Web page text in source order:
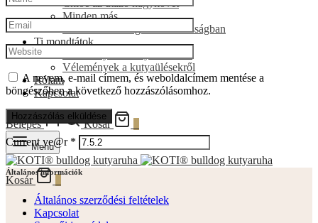
Chloé az utazó nagykövet
Minden más
A francia bulldogról általánosságban
Ti mondtátok
Vélemények a kutyaülésekről
Rólam
Kapcsolat
Belépés Kosár
Menu
Kosár
A nevem, e-mail címem, és weboldalcímem mentése a
böngészőben a következő hozzászólásomhoz.
Current ye@r *
Általános információk
Általános szerződési feltételek
Kapcsolat